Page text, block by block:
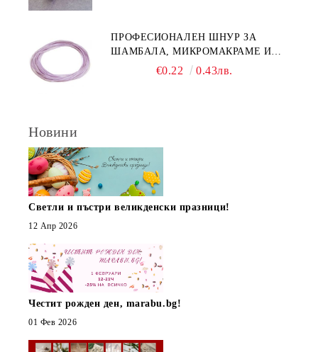
ПРОФЕСИОНАЛЕН ШНУР ЗА
ШАМБАЛА, МИКРОМАКРАМЕ И
ВЪЗЛИ,GRIFFIN, ЦВЯТ ЛЮЛЯК1ММ
€0.22 0.43лв.
Новини
Светли и пъстри великденски празници!
12 Апр 2026
Честит рожден ден, marabu.bg!
01 Фев 2026